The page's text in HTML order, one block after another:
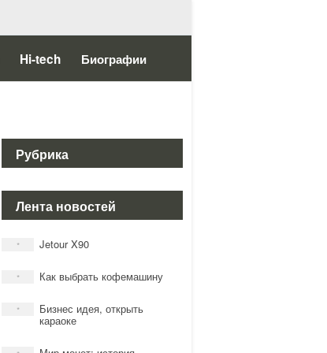
Hi-tech Биографии
Рубрика
Лента новостей
* Jetour X90
* Как выбрать кофемашину
* Бизнес идея, открыть
караоке